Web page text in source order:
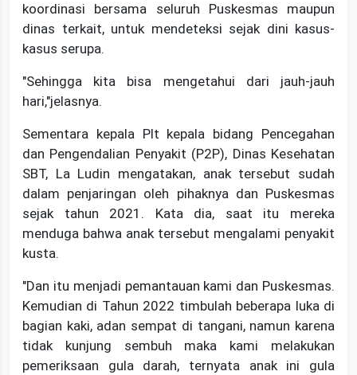
koordinasi bersama seluruh Puskesmas maupun
dinas terkait, untuk mendeteksi sejak dini kasus-
kasus serupa.
"Sehingga kita bisa mengetahui dari jauh-jauh
hari,"jelasnya.
Sementara kepala Plt kepala bidang Pencegahan
dan Pengendalian Penyakit (P2P), Dinas Kesehatan
SBT, La Ludin mengatakan, anak tersebut sudah
dalam penjaringan oleh pihaknya dan Puskesmas
sejak tahun 2021. Kata dia, saat itu mereka
menduga bahwa anak tersebut mengalami penyakit
kusta.
"Dan itu menjadi pemantauan kami dan Puskesmas.
Kemudian di Tahun 2022 timbulah beberapa luka di
bagian kaki, adan sempat di tangani, namun karena
tidak kunjung sembuh maka kami melakukan
pemeriksaan gula darah, ternyata anak ini gula